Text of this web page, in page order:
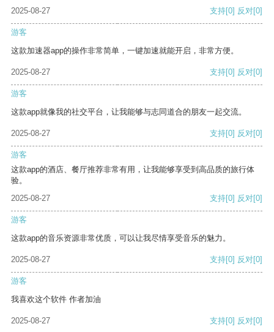
2025-08-27 支持[0] 反对[0]
游客
这款加速器app的操作非常简单，一键加速就能开启，非常方便。
2025-08-27 支持[0] 反对[0]
游客
这款app就像我的社交平台，让我能够与志同道合的朋友一起交流。
2025-08-27 支持[0] 反对[0]
游客
这款app的酒店、餐厅推荐非常有用，让我能够享受到高品质的旅行体
验。
2025-08-27
支持[0] 反对[0]
游客
这款app的音乐资源非常优质，可以让我尽情享受音乐的魅力。
2025-08-27 支持[0] 反对[0]
游客
我喜欢这个软件 作者加油
2025-08-27 支持[0] 反对[0]